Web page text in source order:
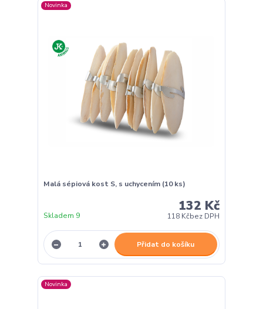
Novinka
Malá sépiová kost S, s uchycením (10 ks)
132 Kč
118 Kčbez DPH
Skladem 9
Přidat do košíku
Novinka